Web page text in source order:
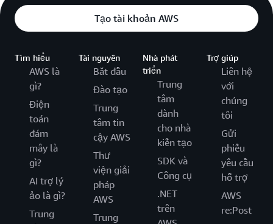
Tạo tài khoản AWS
Tìm hiểu
AWS là
gì?
Điện
toán
đám
mây là
gì?
AI trợ lý
ảo là gì?
Trung
Tài nguyên
Bắt đầu
Đào tạo
Trung
tâm tin
cậy AWS
Thư
viện giải
pháp
AWS
Trung
Nhà phát
triển
Trung
tâm
dành
cho nhà
kiến tạo
SDK và
Công cụ
.NET
trên
Trợ giúp
Liên hệ
với
chúng
tôi
Gửi
phiếu
yêu cầu
hỗ trợ
AWS
re:Post